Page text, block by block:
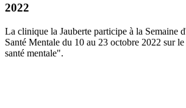
2022
La clinique la Jauberte participe à la Semaine
Santé Mentale du 10 au 23 octobre 2022 sur
santé mentale".